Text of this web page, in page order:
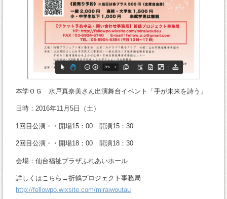
本学ＯＧ 水戸真奈美さん出演舞台イベント「手が未来を詩う」
日時：2016年11月5日（土）
1回目公演・・開場15：00 開演15：30
2回目公演・・開場18：00 開演18：30
会場：仙台福祉プラザふれあいホール
詳しくはこちら→折鶴プロジェクト事務局
http://fellowpo.wixsite.com/miraiwoutau